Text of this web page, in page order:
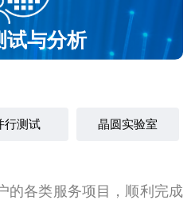
试与分析
行测试 晶圆实验室
的各类服务项目，顺利完成